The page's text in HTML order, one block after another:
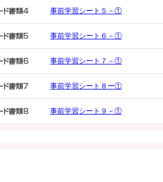
事前学習シート５－①
事前学習シート６－①
事前学習シート７－①
事前学習シート８ー①
事前学習シート９－①